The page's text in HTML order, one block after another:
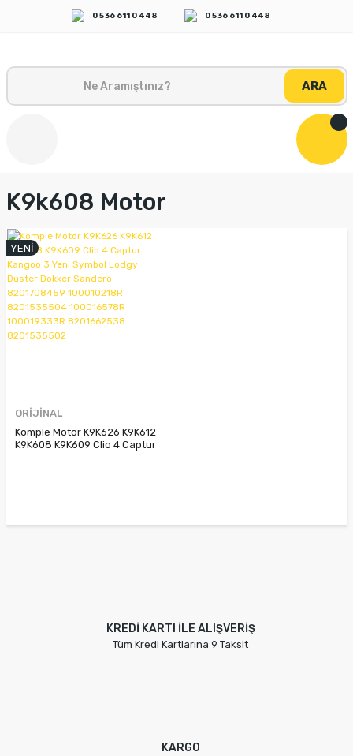
0 536 611 0 448 0 536 611 0 448
ARA
K9k608 Motor
YENİ
ORİJİNAL
Komple Motor K9K626 K9K612
K9K608 K9K609 Clio 4 Captur
KREDİ KARTI İLE ALIŞVERİŞ
Tüm Kredi Kartlarına 9 Taksit
KARGO